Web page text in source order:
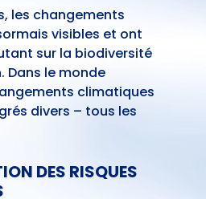
les changements
visibles et ont
sur la biodiversité
Dans le monde
climatiques
divers – tous les
DES RISQUES